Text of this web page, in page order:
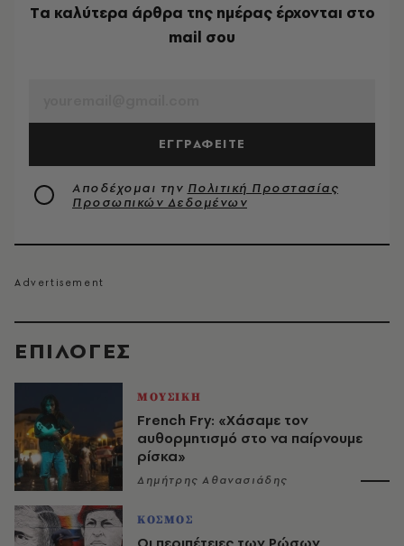
EΠΙΛΟΓΈΣ
ΜΟΥΣΙΚΗ
French Fry: «Χάσαμε τον
αυθορμητισμό στο να παίρνουμε
ρίσκα»
Δημήτρης Αθανασιάδης
ΚΟΣΜΟΣ
Tα καλύτερα άρθρα της ημέρας έρχονται στο
mail σου
ΕΓΓΡΑΦΕΙΤΕ
Αποδέχομαι την Πολιτική Προστασίας
Προσωπικών Δεδομένων